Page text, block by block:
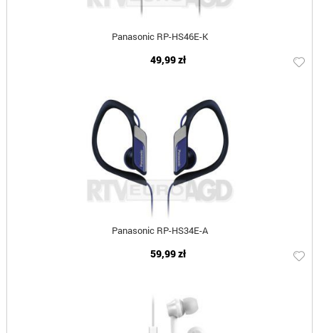
Panasonic RP-HS46E-K
49,99 zł
Panasonic RP-HS34E-A
59,99 zł